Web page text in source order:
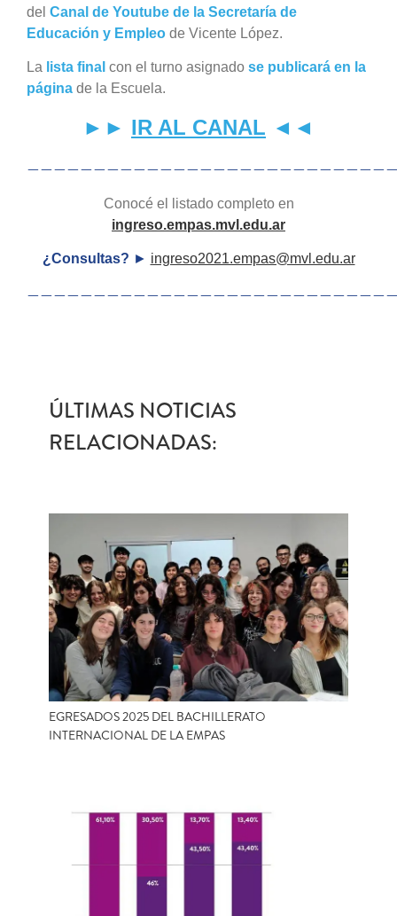
del Canal de Youtube de la Secretaría de
Educación y Empleo de Vicente López.
La lista final con el turno asignado se publicará en la
página de la Escuela.
►► IR AL CANAL ◄◄
Conocé el listado completo en
ingreso.empas.mvl.edu.ar
¿Consultas? ► ingreso2021.empas@mvl.edu.ar
ÚLTIMAS NOTICIAS
RELACIONADAS:
EGRESADOS 2025 DEL BACHILLERATO
INTERNACIONAL DE LA EMPAS